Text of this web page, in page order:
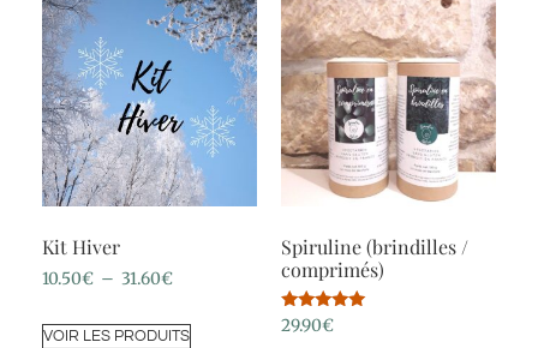
Kit Hiver
10.50€ – 31.60€
VOIR LES PRODUITS
Spiruline (brindilles /
comprimés)
Note
5.00
29.90€